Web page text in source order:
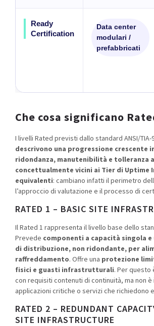
Ready
Certification
Data center
modulari /
prefabbricati
Che cosa significano
I livelli Rated previsti dallo standard ANSI/
descrivono una progressione crescente
ridondanza, manutenibilità e tolleranza
concettualmente vicini ai Tier di Uptime
equivalenti: cambiano infatti il perimetro
l’approccio di valutazione e il processo di
RATED 1 – BASIC SITE
Il Rated 1 rappresenta il livello base dello
Prevede componenti a capacità singola e
di distribuzione, non ridondante, per
raffreddamento. Offre una protezione
fisici e guasti infrastrutturali. Per questo
con requisiti contenuti di continuità, ma non
applicazioni critiche o servizi che richiedono
RATED 2 – REDUNDANT
SITE INFRASTRUCTURE